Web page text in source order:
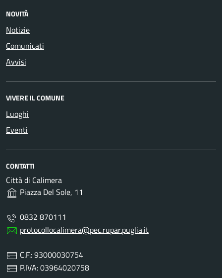
NOVITÀ
Notizie
Comunicati
Avvisi
VIVERE IL COMUNE
Luoghi
Eventi
CONTATTI
Città di Calimera
Piazza Del Sole, 11
0832 870111
protocollocalimera@pec.rupar.puglia.it
C.F.: 93000030754
P.IVA: 03964020758